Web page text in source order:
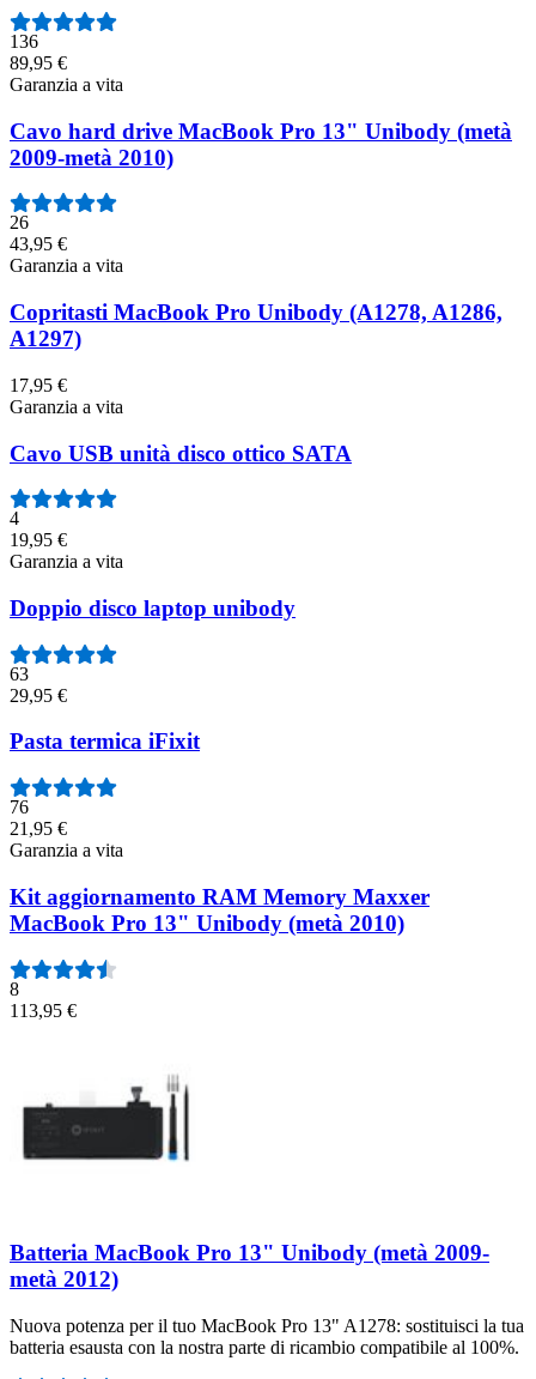
136
89,95 €
Garanzia a vita
Cavo hard drive MacBook Pro 13" Unibody (metà
2009-metà 2010)
26
43,95 €
Garanzia a vita
Copritasti MacBook Pro Unibody (A1278, A1286,
A1297)
17,95 €
Garanzia a vita
Cavo USB unità disco ottico SATA
4
19,95 €
Garanzia a vita
Doppio disco laptop unibody
63
29,95 €
Pasta termica iFixit
76
21,95 €
Garanzia a vita
Kit aggiornamento RAM Memory Maxxer
MacBook Pro 13" Unibody (metà 2010)
8
113,95 €
Batteria MacBook Pro 13" Unibody (metà 2009-
metà 2012)
Nuova potenza per il tuo MacBook Pro 13" A1278: sostituisci la tua
batteria esausta con la nostra parte di ricambio compatibile al 100%.